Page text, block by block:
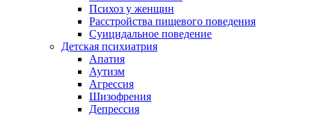
Психоз у женщин
Расстройства пищевого поведения
Суицидальное поведение
Детская психиатрия
Апатия
Аутизм
Агрессия
Шизофрения
Депрессия